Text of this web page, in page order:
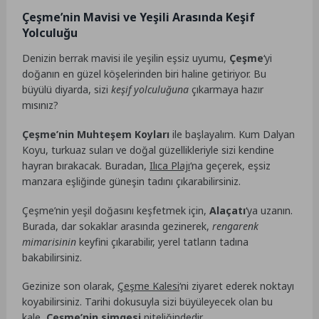
Çeşme’nin Mavisi ve Yeşili Arasında Keşif
Yolculuğu
Denizin berrak mavisi ile yeşilin eşsiz uyumu, Çeşme‘yi
doğanın en güzel köşelerinden biri haline getiriyor. Bu
büyülü diyarda, sizikeşif yolculuğuna çıkarmaya hazır
mısınız?
Çeşme’nin Muhteşem Koyları ile başlayalım. Kum Dalyan
Koyu, turkuaz suları ve doğal güzellikleriyle sizi kendine
hayran bırakacak. Buradan,Ilıca Plajı‘na geçerek, eşsiz
manzara eşliğinde güneşin tadını çıkarabilirsiniz.
Çeşme’nin yeşil doğasını keşfetmek için,Alaçatı‘ya uzanın.
Burada, dar sokaklar arasında gezinerek,rengarenk
mimarisinin keyfini çıkarabilir, yerel tatların tadına
bakabilirsiniz.
Gezinize son olarak,Çeşme Kalesi‘ni ziyaret ederek noktayı
koyabilirsiniz. Tarihi dokusuyla sizi büyüleyecek olan bu